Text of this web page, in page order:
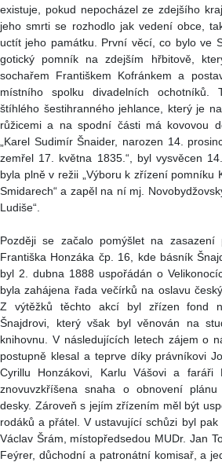
existuje, pokud nepocházel ze zdejšího
jeho smrti se rozhodlo jak vedení obce,
uctít jeho památku. První věcí, co bylo ve
gotický pomník na zdejším hřbitově,
sochařem Františkem Kofránkem a
místního spolku divadelních ochotníků.
štíhlého šestihranného jehlance, který je
růžicemi a na spodní části má kovovou
„Karel Sudimír Šnaider, narozen 14.
zemřel 17. května 1835.“, byl vysvěcen
byla plně v režii „Výboru k zřízení pomníku
Smidarech“ a zapěl na ní mj.
Ludiše“.
Později se začalo pomýšlet na
Františka Honzáka čp. 16, kde básník
byl 2. dubna 1888 uspořádán o
byla zahájena řada večírků na oslavu
Z výtěžků těchto akcí byl zřízen fond
Šnajdrovi, který však byl věnován na
knihovnu. V následujících letech zájem o
postupně klesal a teprve díky právníkovi
Cyrillu Honzákovi, Karlu Vášovi a faráři
znovuvzkříšena snaha o obnovení
desky. Zároveň s jejím zřízením měl být
rodáků a přátel. V ustavující schůzi byl pak
Václav Šrám, místopředsedou MUDr. Jan
Feýrer, důchodní a patronátní komisař, a